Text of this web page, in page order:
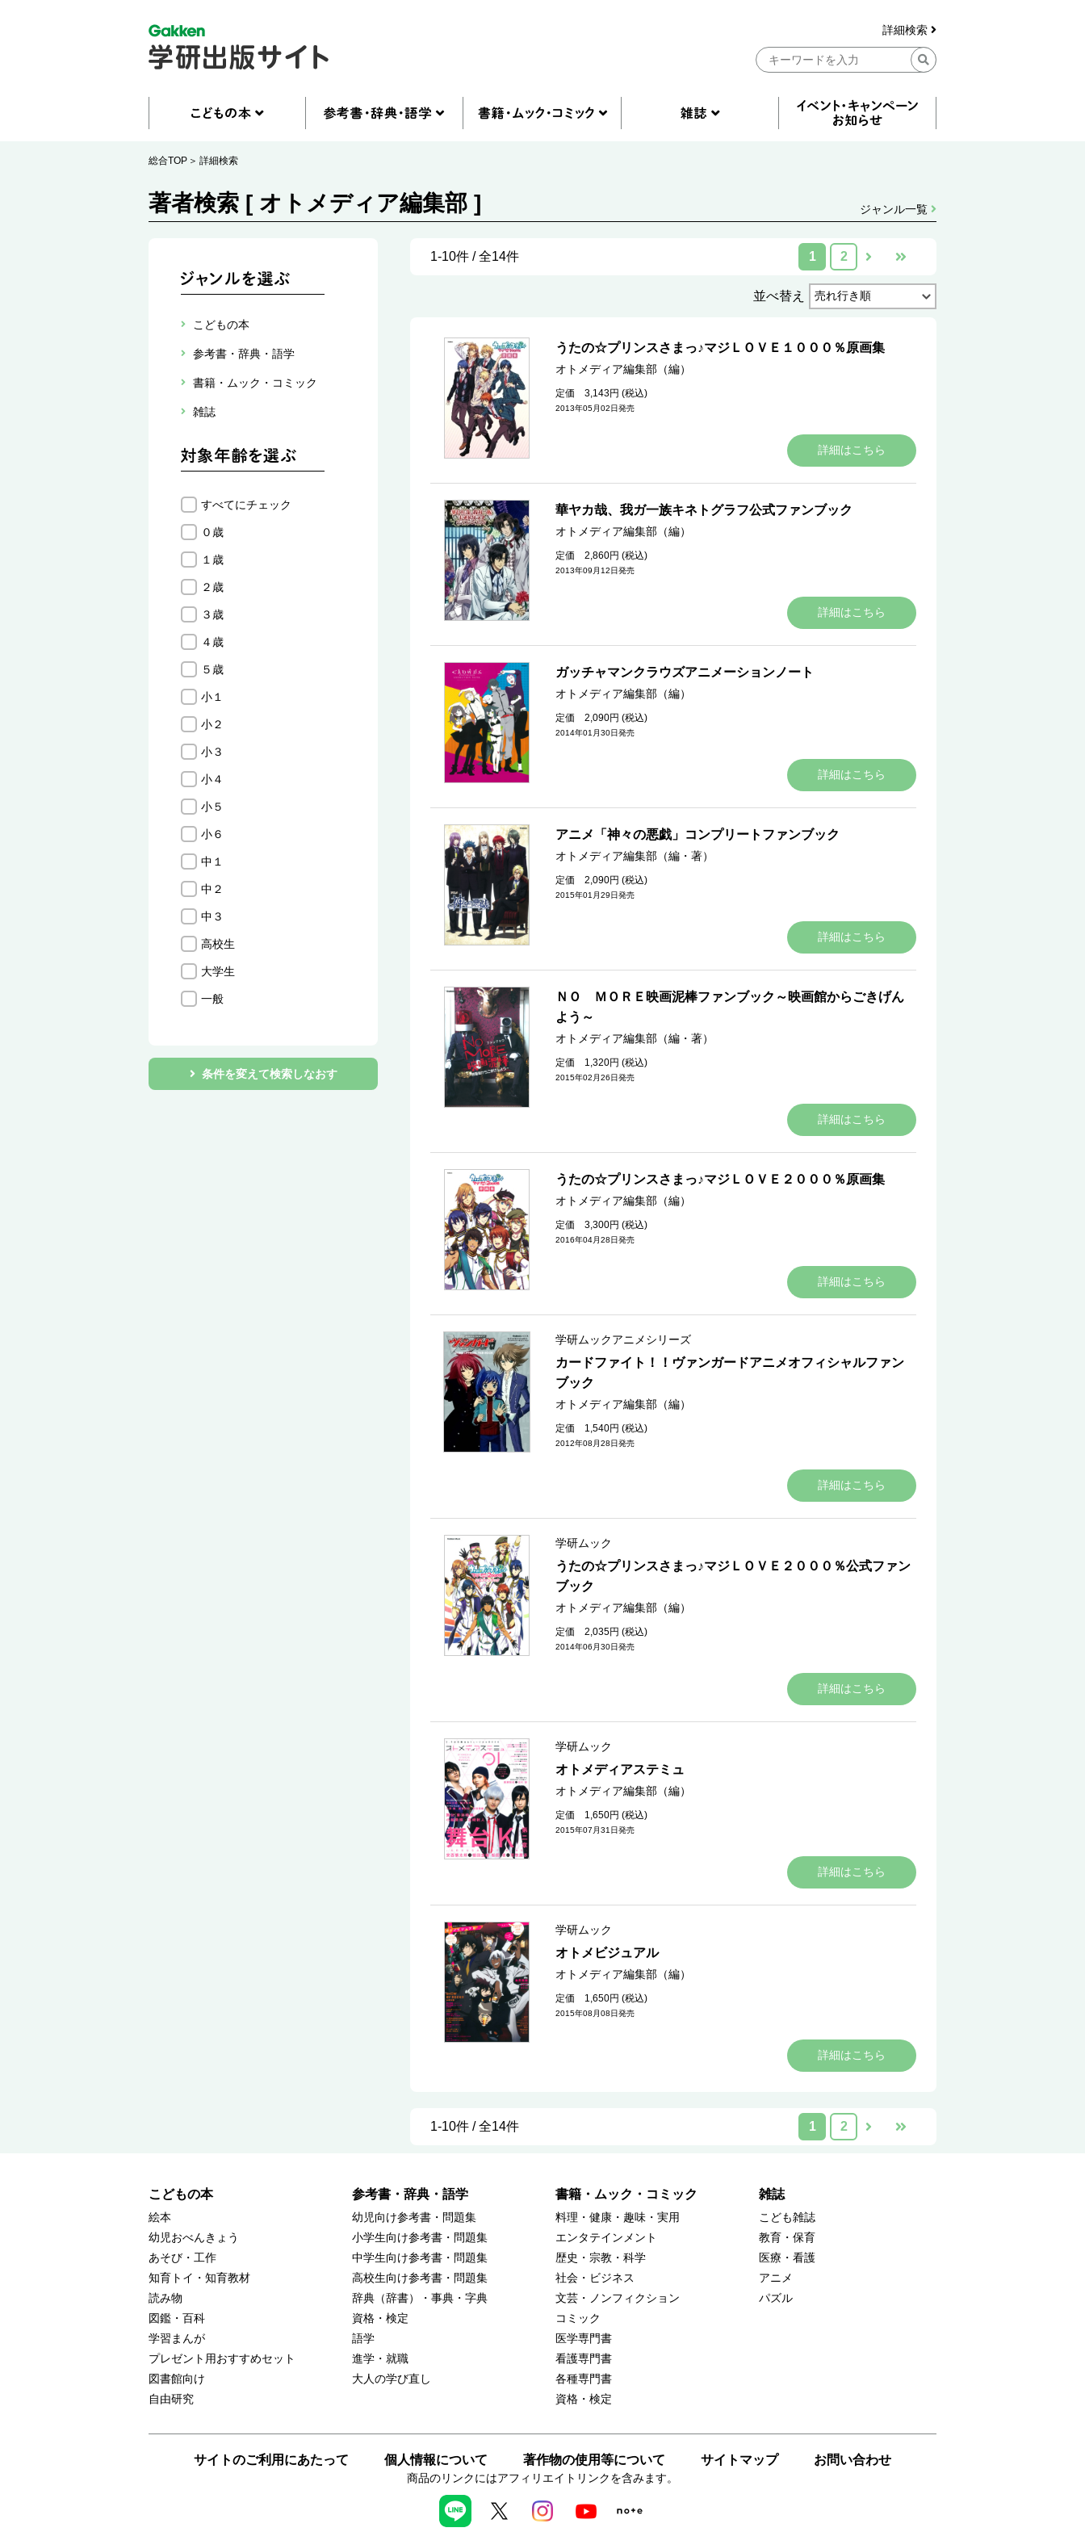
詳細検索
総合TOP 詳細検索
著者検索 [ オトメディア編集部 ] ジャンル一覧
こどもの本
参考書・辞典・語学
書籍・ムック・コミック
雑誌
すべてにチェック
０歳
１歳
２歳
３歳
４歳
５歳
小１
小２
小３
小４
小５
小６
中１
中２
中３
高校生
大学生
一般
条件を変えて検索しなおす
1-10件 / 全14件 1 2
並べ替え
うたの☆プリンスさまっ♪マジＬＯＶＥ１０００％原画集
オトメディア編集部（編）
定価 3,143円 (税込)
2013年05月02日発売
詳細はこちら
華ヤカ哉、我ガ一族キネトグラフ公式ファンブック
オトメディア編集部（編）
定価 2,860円 (税込)
2013年09月12日発売
詳細はこちら
ガッチャマンクラウズアニメーションノート
オトメディア編集部（編）
定価 2,090円 (税込)
2014年01月30日発売
詳細はこちら
アニメ「神々の悪戯」コンプリートファンブック
オトメディア編集部（編・著）
定価 2,090円 (税込)
2015年01月29日発売
詳細はこちら
ＮＯ ＭＯＲＥ映画泥棒ファンブック～映画館からごきげん
よう～
オトメディア編集部（編・著）
定価 1,320円 (税込)
2015年02月26日発売
詳細はこちら
うたの☆プリンスさまっ♪マジＬＯＶＥ２０００％原画集
オトメディア編集部（編）
定価 3,300円 (税込)
2016年04月28日発売
詳細はこちら
学研ムックアニメシリーズ
カードファイト！！ヴァンガードアニメオフィシャルファン
ブック
オトメディア編集部（編）
定価 1,540円 (税込)
2012年08月28日発売
詳細はこちら
学研ムック
うたの☆プリンスさまっ♪マジＬＯＶＥ２０００％公式ファン
ブック
オトメディア編集部（編）
定価 2,035円 (税込)
2014年06月30日発売
詳細はこちら
学研ムック
オトメディアステミュ
オトメディア編集部（編）
定価 1,650円 (税込)
2015年07月31日発売
詳細はこちら
学研ムック
オトメビジュアル
オトメディア編集部（編）
定価 1,650円 (税込)
2015年08月08日発売
詳細はこちら
1-10件 / 全14件 1 2
こどもの本
絵本
幼児おべんきょう
あそび・工作
知育トイ・知育教材
読み物
図鑑・百科
学習まんが
プレゼント用おすすめセット
図書館向け
自由研究
参考書・辞典・語学
幼児向け参考書・問題集
小学生向け参考書・問題集
中学生向け参考書・問題集
高校生向け参考書・問題集
辞典（辞書）・事典・字典
資格・検定
語学
進学・就職
大人の学び直し
書籍・ムック・コミック
料理・健康・趣味・実用
エンタテインメント
歴史・宗教・科学
社会・ビジネス
文芸・ノンフィクション
コミック
医学専門書
看護専門書
各種専門書
資格・検定
雑誌
こども雑誌
教育・保育
医療・看護
アニメ
パズル
サイトのご利用にあたって 個人情報について 著作物の使用等について サイトマップ お問い合わせ
商品のリンクにはアフィリエイトリンクを含みます。